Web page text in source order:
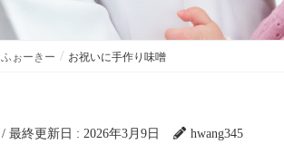
ふぉーきー お祝いに手作り味噌
/ 最終更新日 : 2026年3月9日 hwang345